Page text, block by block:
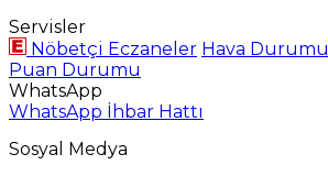
Servisler
Nöbetçi Eczaneler Hava Durumu
Puan Durumu
WhatsApp
WhatsApp İhbar Hattı
Sosyal Medya